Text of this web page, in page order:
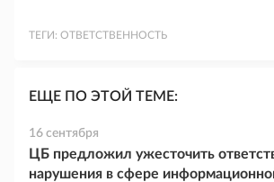
ТЕГИ: ОТВЕТСТВЕННОСТЬ
ЕЩЕ ПО ЭТОЙ ТЕМЕ:
16 сентября
ЦБ предложил ужесточить
нарушения в сфере